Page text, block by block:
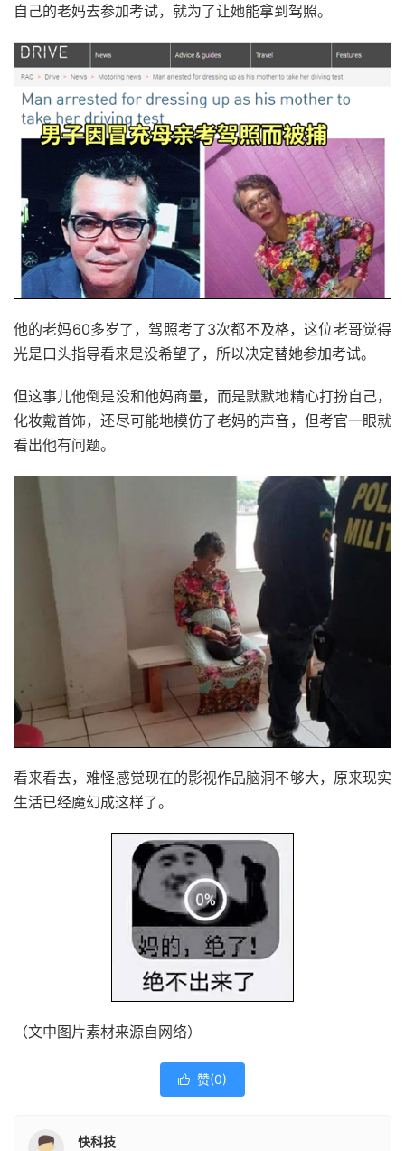
自己的老妈去参加考试，就为了让她能拿到驾照。
他的老妈60多岁了，驾照考了3次都不及格，这位老哥觉得
光是口头指导看来是没希望了，所以决定替她参加考试。
但这事儿他倒是没和他妈商量，而是默默地精心打扮自己，
化妆戴首饰，还尽可能地模仿了老妈的声音，但考官一眼就
看出他有问题。
看来看去，难怪感觉现在的影视作品脑洞不够大，原来现实
生活已经魔幻成这样了。
（文中图片素材来源自网络）
 赞(0)
快科技